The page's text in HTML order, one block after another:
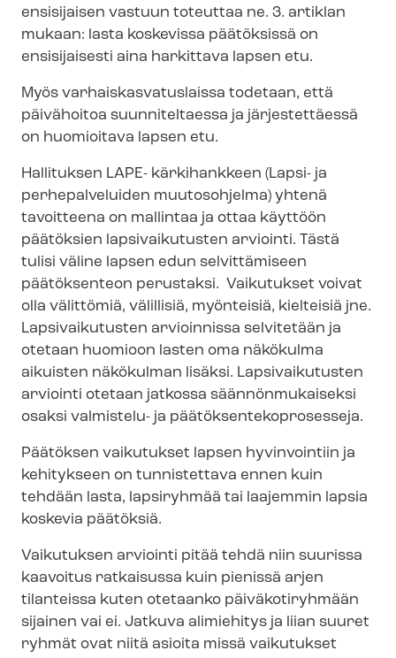
ensisijaisen vastuun toteuttaa ne. 3. artiklan
mukaan: lasta koskevissa päätöksissä on
ensisijaisesti aina harkittava lapsen etu.
Myös var­hais­kas­va­tus­lais­sa todetaan, että
päivähoitoa suunniteltaessa ja järjestettäessä
on huomioitava lapsen etu.
Hallituksen LAPE- kärkihankkeen (Lapsi- ja
perhepalveluiden muutosohjelma) yhtenä
tavoitteena on mallintaa ja ottaa käyttöön
päätöksien lapsivaikutusten arviointi. Tästä
tulisi väline lapsen edun selvittämiseen
päätöksenteon perustaksi. Vaikutukset voivat
olla välittömiä, välillisiä, myönteisiä, kielteisiä jne.
Lapsivaikutusten arvioinnissa selvitetään ja
otetaan huomioon lasten oma näkökulma
aikuisten näkökulman lisäksi. Lapsivaikutusten
arviointi otetaan jatkossa säännönmukaiseksi
osaksi valmistelu- ja pää­tök­sen­te­ko­pro­ses­se­ja.
Päätöksen vaikutukset lapsen hyvinvointiin ja
kehitykseen on tunnistettava ennen kuin
tehdään lasta, lapsiryhmää tai laajemmin lapsia
koskevia päätöksiä.
Vaikutuksen arviointi pitää tehdä niin suurissa
kaavoitus ratkaisussa kuin pienissä arjen
tilanteissa kuten otetaanko päiväkotiryhmään
sijainen vai ei. Jatkuva alimiehitys ja liian suuret
ryhmät ovat niitä asioita missä vaikutukset